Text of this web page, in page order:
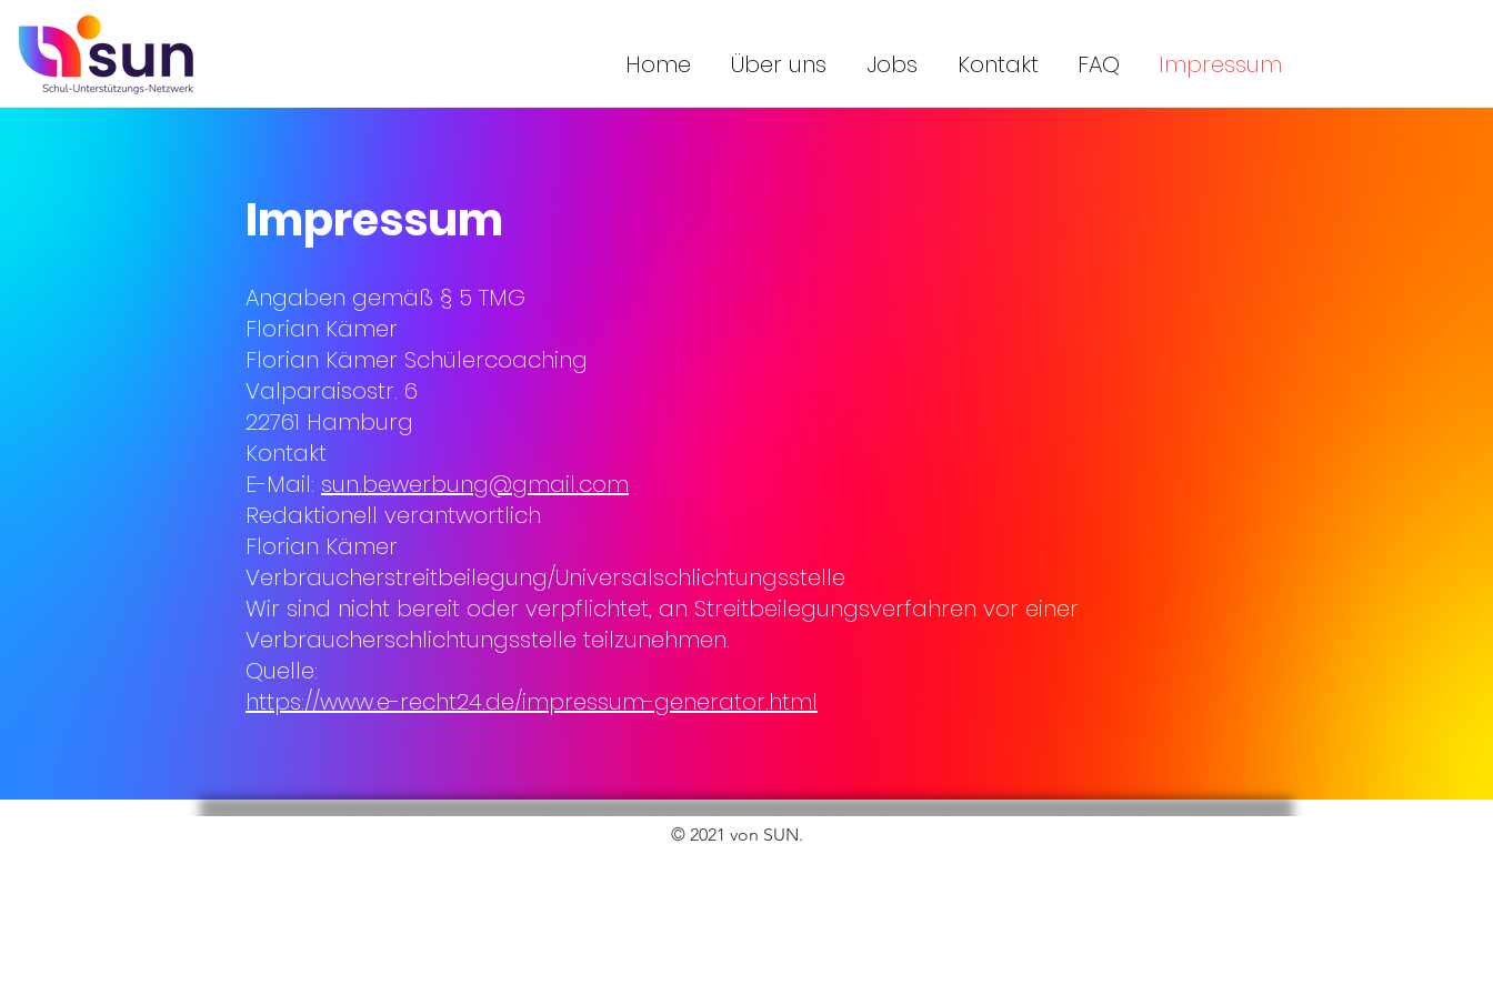
Impressum
Angaben gemäß § 5 TMG
Florian Kämer
Florian Kämer Schülercoaching
Valparaisostr. 6
22761 Hamburg
Kontakt
E-Mail: sun.bewerbung@gmail.com
Redaktionell verantwortlich
Florian Kämer
Verbraucherstreitbeilegung/Universalschlichtungsstelle
Wir sind nicht bereit oder verpflichtet, an Streitbeilegungsverfahren vor einer
Verbraucherschlichtungsstelle teilzunehmen.
Quelle:
https://www.e-recht24.de/impressum-generator.html
Home Über uns Jobs Kontakt FAQ Impressum
© 2021 von SUN.